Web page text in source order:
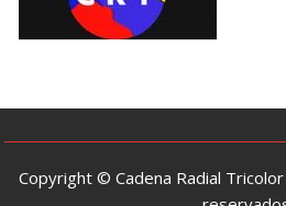
Copyright © Cadena Radial